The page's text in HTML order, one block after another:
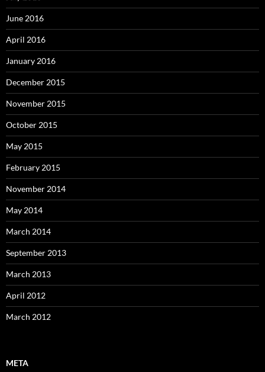
June 2016
April 2016
January 2016
December 2015
November 2015
October 2015
May 2015
February 2015
November 2014
May 2014
March 2014
September 2013
March 2013
April 2012
March 2012
META